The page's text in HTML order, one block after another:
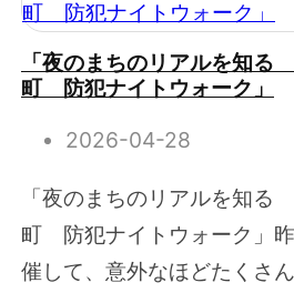
「夜のまちのリアルを知
町 防犯ナイトウォーク」
2026-04-28
「夜のまちのリアルを知
町 防犯ナイトウォーク」
催して、意外なほどたくさ